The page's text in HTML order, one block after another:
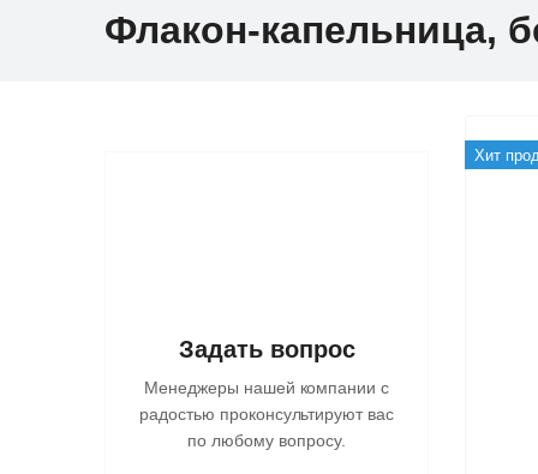
Флакон-капельница,
Задать вопрос
Менеджеры нашей компании с
радостью проконсультируют вас
по любому вопросу.
Хит